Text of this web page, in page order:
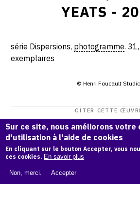
YEATS -
série Dispersions, photogramme.
exemplaires
© Henri Foucault Studio
CITER CETTE
Henri Foucault,The Choice,
Catalogue raisonné Henri Foucault
fw
Sur ce site, nous améliorons votre
d'utilisation à l'aide de cookies
En cliquant sur le bouton Accepter, vous
ces cookies. En savoir plus
Non, merci. Accepter